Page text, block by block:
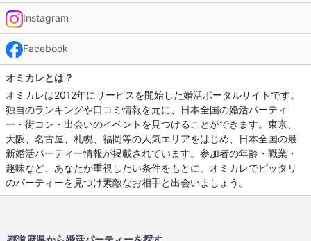
Instagram
Facebook
オミカレとは？
オミカレは2012年にサービスを開始した婚活ポータルサイトです。
独自のランキングや口コミ情報を元に、日本全国の婚活パーティ
ー・街コン・出会いのイベントを見つけることができます。東京、
大阪、名古屋、札幌、福岡等の人気エリアをはじめ、日本全国の最
新婚活パーティー情報が掲載されています。参加者の年齢・職業・
趣味など、あなたが重視したい条件をもとに、オミカレでピッタリ
のパーティーを見つけ素敵なお相手と出会いましょう。